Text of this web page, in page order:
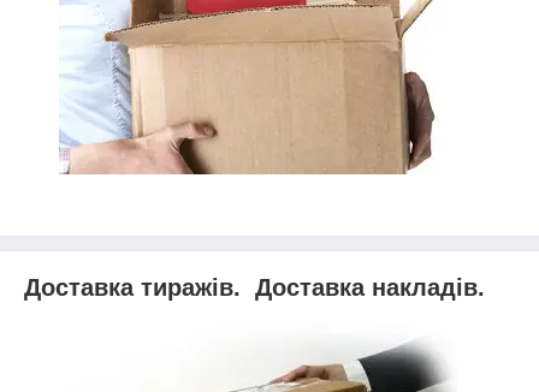
Доставка тиражів. Доставка накладів.